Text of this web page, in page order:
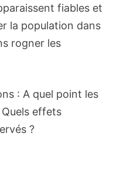
fiables et
la population dans
rogner les
: A quel point les
effets
?